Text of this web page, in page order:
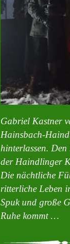
Gabriel Kastner
Hainsbach-
hinterlassen.
der Haindlinger
Die nächtliche
ritterliche Leben
Spuk und große
Ruhe kommt …